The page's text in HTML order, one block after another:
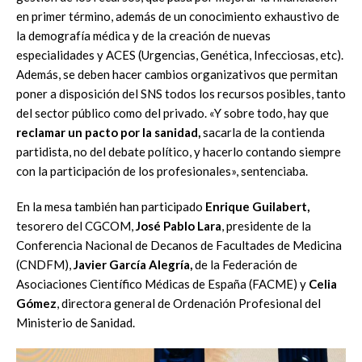
en primer término, además de un conocimiento exhaustivo de
la demografía médica y de la creación de nuevas
especialidades y ACES (Urgencias, Genética, Infecciosas, etc).
Además, se deben hacer cambios organizativos que permitan
poner a disposición del SNS todos los recursos posibles, tanto
del sector público como del privado. «Y sobre todo, hay que
reclamar un pacto por la sanidad,sacarla de la contienda
partidista, no del debate político, y hacerlo contando siempre
con la participación de los profesionales», sentenciaba.
En la mesa también han participado Enrique Guilabert,
tesorero del CGCOM,José Pablo Lara, presidente de la
Conferencia Nacional de Decanos de Facultades de Medicina
(CNDFM),Javier García Alegría,de la Federación de
Asociaciones Científico Médicas de España (FACME) y Celia
Gómez, directora general de Ordenación Profesional del
Ministerio de Sanidad.